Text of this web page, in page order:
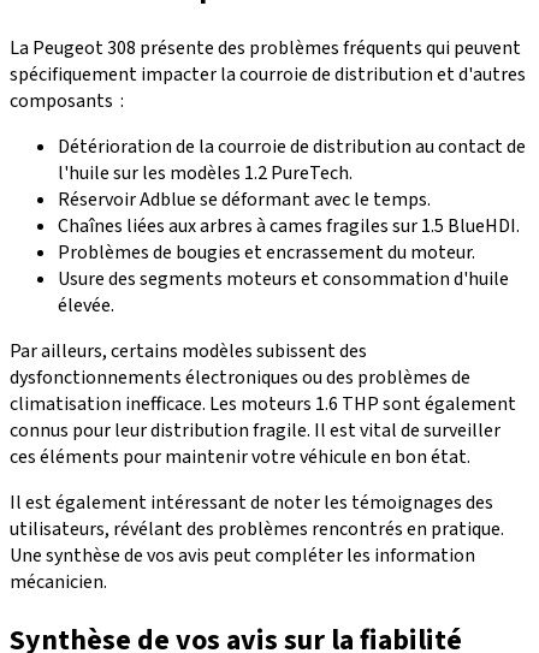
La Peugeot 308 présente des problèmes fréquents qui peuvent
spécifiquement impacter lacourroie de distributionet d'autres
composants :
Détérioration de la courroie de distribution au contact de
l'huile sur les modèles 1.2 PureTech.
Réservoir Adblue se déformant avec le temps.
Chaînes liées aux arbres à cames fragiles sur 1.5 BlueHDI.
Problèmes de bougies et encrassement du moteur.
Usure des segments moteurs et consommation d'huile
élevée.
Par ailleurs, certains modèles subissent des
dysfonctionnements électroniques ou des problèmes de
climatisation inefficace. Les moteurs 1.6 THPsont également
connus pour leurdistribution fragile. Il est vital de surveiller
ces éléments pour maintenir votre véhicule en bon état.
Il est également intéressant de noter les témoignages des
utilisateurs, révélant des problèmes rencontrés en pratique.
Une synthèse de vos avis peut compléter les information
mécanicien.
Synthèse de vos avis sur la fiabilité